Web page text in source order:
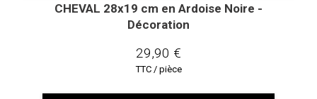
CHEVAL 28x19 cm en Ardoise Noire -
Décoration
29,90 €
TTC / pièce